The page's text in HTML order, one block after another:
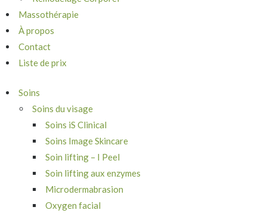
Massothérapie
À propos
Contact
Liste de prix
Soins
Soins du visage
Soins iS Clinical
Soins Image Skincare
Soin lifting – I Peel
Soin lifting aux enzymes
Microdermabrasion
Oxygen facial